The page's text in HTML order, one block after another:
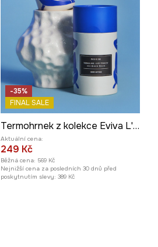
-35%
FINAL SALE
Termohrnek z kolekce Eviva L'arte, 480 ml
Aktuální cena:
249 Kč
Běžná cena: 569 Kč
Nejnižší cena za posledních 30 dnů před
poskytnutím slevy: 389 Kč